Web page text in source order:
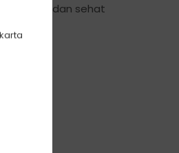
kuat dan sehat